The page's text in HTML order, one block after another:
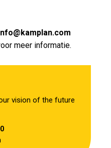
meer informatie.
vision of the future